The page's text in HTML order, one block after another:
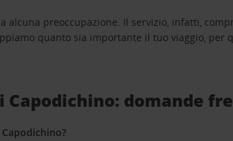
alcuna preoccupazione. Il servizio, infatti,
quanto sia importante il tuo viaggio,
Capodichino: domande